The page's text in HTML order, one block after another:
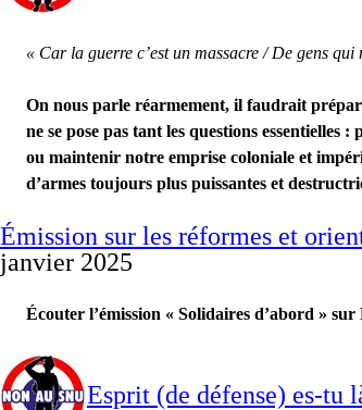
« Car la guerre c’est un massacre / De gens
On nous parle réarmement, il faudrait
ne se pose pas tant les questions
ou maintenir notre emprise coloniale et
d’armes toujours plus puissantes et
Émission sur les réformes et
janvier 2025
Écouter l’émission « Solidaires d’abord » sur
Esprit (de défense) es-tu